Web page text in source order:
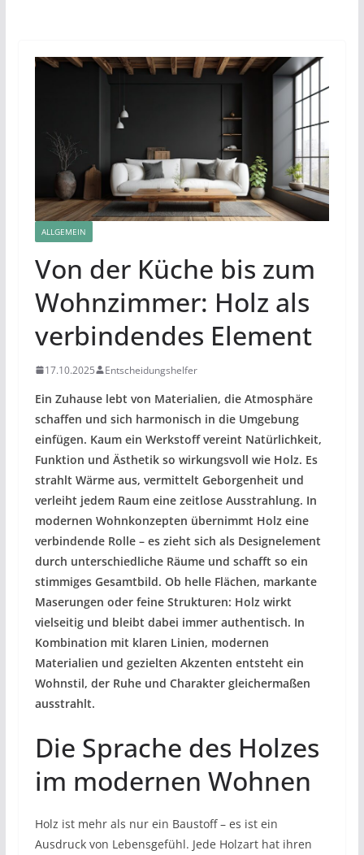
ALLGEMEIN
Von der Küche bis zum
Wohnzimmer: Holz als
verbindendes Element
17.10.2025 Entscheidungshelfer
Ein Zuhause lebt von Materialien, die Atmosphäre
schaffen und sich harmonisch in die Umgebung
einfügen. Kaum ein Werkstoff vereint Natürlichkeit,
Funktion und Ästhetik so wirkungsvoll wie Holz. Es
strahlt Wärme aus, vermittelt Geborgenheit und
verleiht jedem Raum eine zeitlose Ausstrahlung. In
modernen Wohnkonzepten übernimmt Holz eine
verbindende Rolle – es zieht sich als Designelement
durch unterschiedliche Räume und schafft so ein
stimmiges Gesamtbild. Ob helle Flächen, markante
Maserungen oder feine Strukturen: Holz wirkt
vielseitig und bleibt dabei immer authentisch. In
Kombination mit klaren Linien, modernen
Materialien und gezielten Akzenten entsteht ein
Wohnstil, der Ruhe und Charakter gleichermaßen
ausstrahlt.
Die Sprache des Holzes
im modernen Wohnen
Holz ist mehr als nur ein Baustoff – es ist ein
Ausdruck von Lebensgefühl. Jede Holzart hat ihren